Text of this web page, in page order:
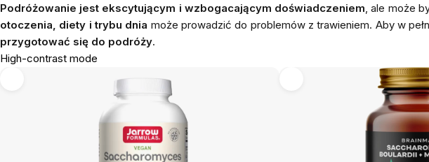
Podróżowanie jest ekscytującym i wzbogacającym doświadczeniem, ale może
otoczenia, diety i trybu dnia może prowadzić do problemów z trawieniem. Aby w
przygotować się do podróży.
High-contrast mode